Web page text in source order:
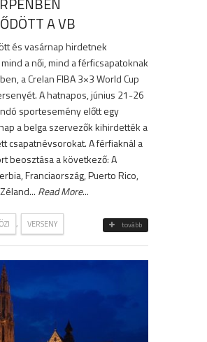
A VB
és vasárnap hirdetnek
a női, mind a férficsapatoknak
a Crelan FIBA 3×3 World Cup
A hatnapos, június 21-26
sportesemény előtt egy
a belga szervezők kihirdették a
csapatnévsorokat. A férfiaknál a
beosztása a következő: A
Franciaország, Puerto Rico,
Read More...
, VERSENY tovább